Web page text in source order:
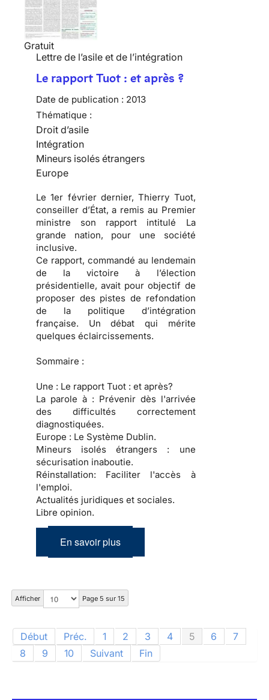
Gratuit
Lettre de l’asile et de l’intégration
Le rapport Tuot : et après ?
Date de publication : 2013
Thématique :
Droit d’asile
Intégration
Mineurs isolés étrangers
Europe
Le 1er février dernier, Thierry Tuot,
conseiller d’État, a remis au Premier
ministre son rapport intitulé La
grande nation, pour une société
inclusive.
Ce rapport, commandé au lendemain
de la victoire à l’élection
présidentielle, avait pour objectif de
proposer des pistes de refondation
de la politique d’intégration
française. Un débat qui mérite
quelques éclaircissements.
Sommaire :
Une : Le rapport Tuot : et après?
La parole à : Prévenir dès l'arrivée
des difficultés correctement
diagnostiquées.
Europe : Le Système Dublin.
Mineurs isolés étrangers : une
sécurisation inaboutie.
Réinstallation: Faciliter l'accès à
l'emploi.
Actualités juridiques et sociales.
Libre opinion.
En savoir plus
Afficher Page 5 sur 15
Début Préc. 1 2 3 4 5 6
7
8
9 10 Suivant Fin